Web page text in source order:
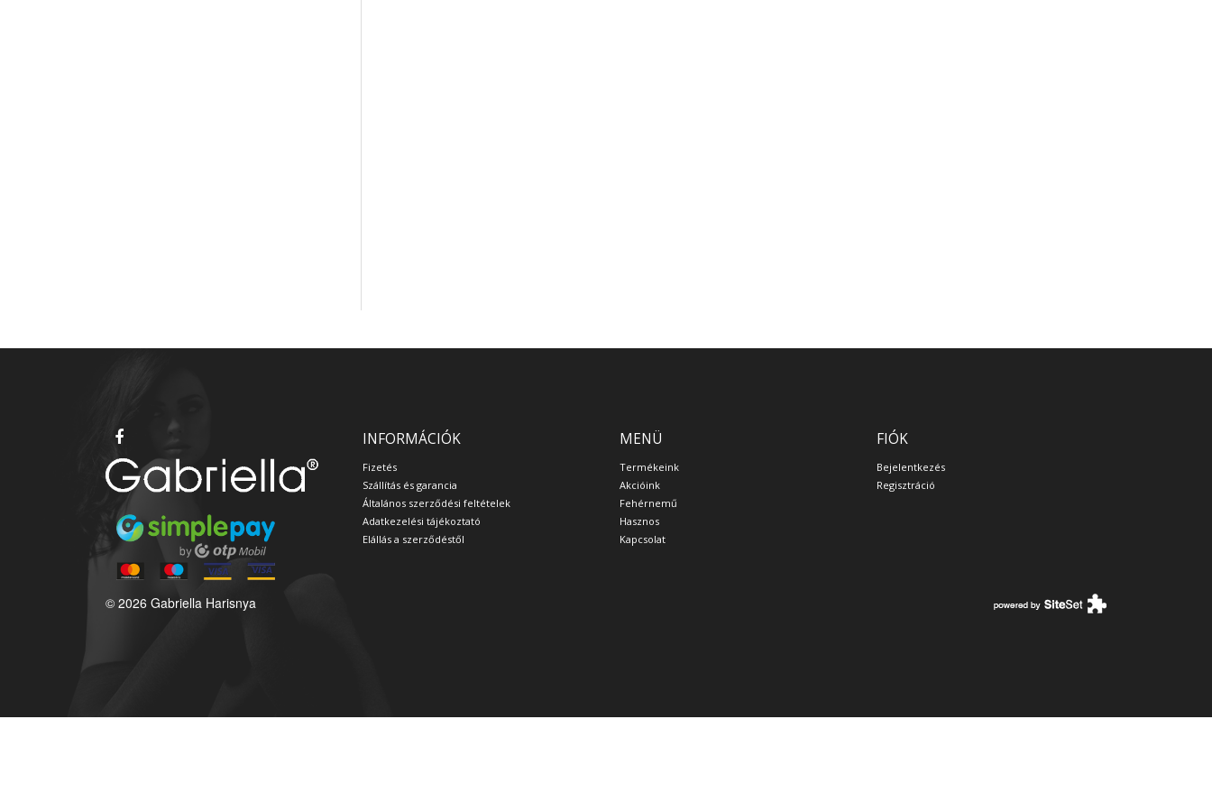
INFORMÁCIÓK
Fizetés
Szállítás és garancia
Általános szerződési feltételek
Adatkezelési tájékoztató
Elállás a szerződéstől
MENÜ
Termékeink
Akcióink
Fehérnemű
Hasznos
Kapcsolat
FIÓK
Bejelentkezés
Regisztráció
© 2026 Gabriella Harisnya